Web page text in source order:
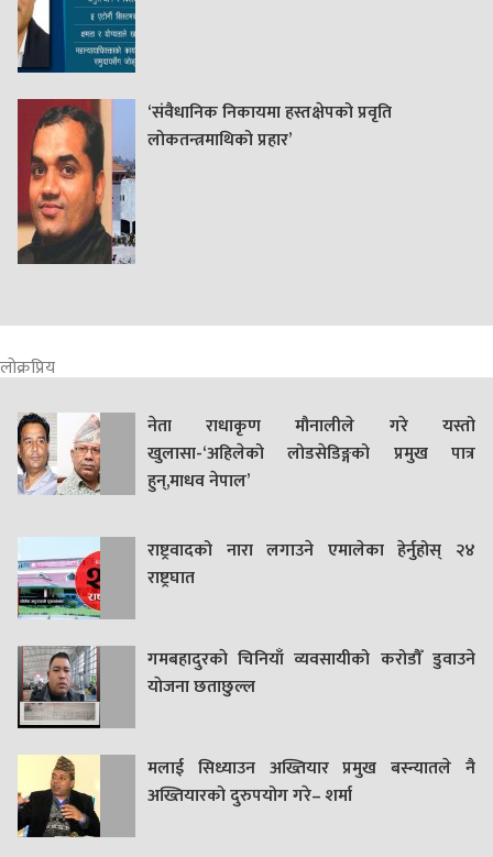
‘संवैधानिक निकायमा हस्तक्षेपको प्रवृति
लोकतन्त्रमाथिको प्रहार’
लोक्रप्रिय
नेता राधाकृण मौनालीले गरे यस्तो
खुलासा-‘अहिलेको लोडसेडिङ्गको प्रमुख पात्र
हुन्,माधव नेपाल’
राष्ट्रवादको नारा लगाउने एमालेका हेर्नुहोस् २४
राष्ट्रघात
गमबहादुरकाे चिनियाँ व्यवसायीको करोडौँ डुवाउने
याेजना छताछुल्ल
मलाई सिध्याउन अख्तियार प्रमुख बस्न्यातले नै
अख्तियारको दुरुपयोग गरे– शर्मा